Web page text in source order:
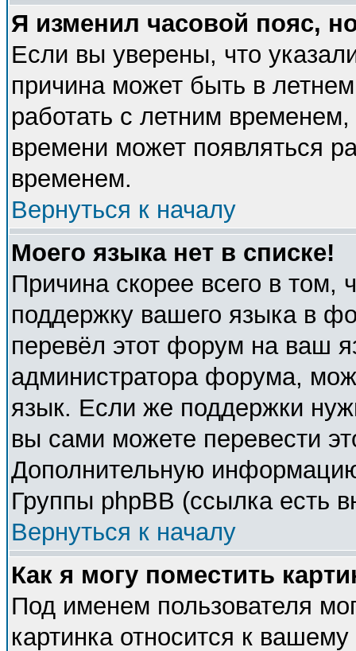
Я изменил часовой пояс,
Если вы уверены, что
причина может быть в
работать с летним временем,
времени может появляться
временем.
Вернуться к началу
Моего языка нет в списке!
Причина скорее всего в том,
поддержку вашего языка в
перевёл этот форум на ваш
администратора форума,
язык. Если же поддержки
вы сами можете перевести
Дополнительную
Группы phpBB (ссылка есть
Вернуться к началу
Как я могу поместить
Под именем пользователя
картинка относится к